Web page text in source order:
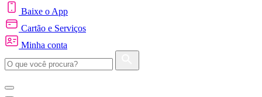
Baixe o App
Cartão e Serviços
Minha conta